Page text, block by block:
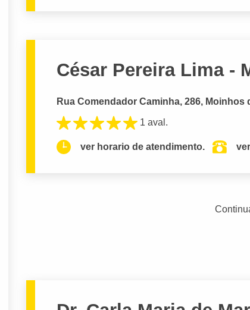
César Pereira Lima -
Rua Comendador Caminha, 286, Moinhos
1 aval.
ver horario de atendimento.